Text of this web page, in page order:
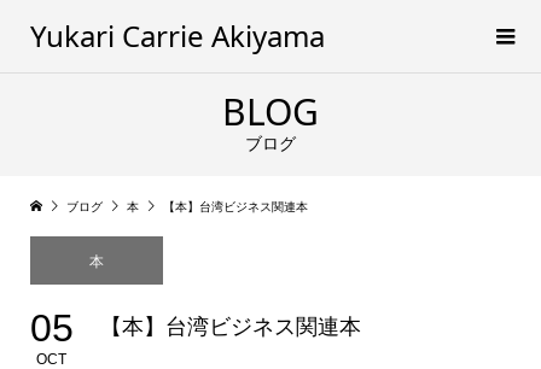
Yukari Carrie Akiyama
BLOG
ブログ
ブログ 本 【本】台湾ビジネス関連本
本
05
OCT
【本】台湾ビジネス関連本